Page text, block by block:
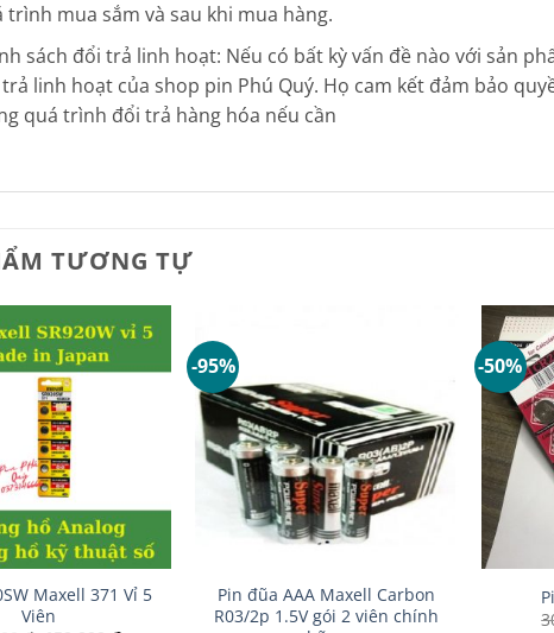
trình mua sắm và sau khi mua hàng.
sách đổi trả linh hoạt: Nếu có bất kỳ vấn đề nào với sản
linh hoạt của shop pin Phú Quý. Họ cam kết đảm bảo
quá trình đổi trả hàng hóa nếu cần
TƯƠNG TỰ
Maxell 371 Vỉ 5
Viên
-95%
Pin đũa AAA Maxell Carbon
R03/2p 1.5V gói 2 viên chính
-50%